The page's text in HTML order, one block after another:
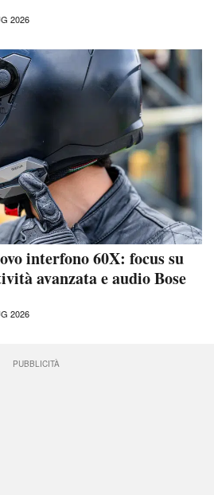
2026
interfono 60X: focus su
avanzata e audio Bose
2026
PUBBLICITÀ